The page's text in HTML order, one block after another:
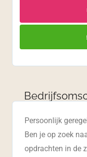
Persoonlijk
Ben je op zoek
opdrachten in de